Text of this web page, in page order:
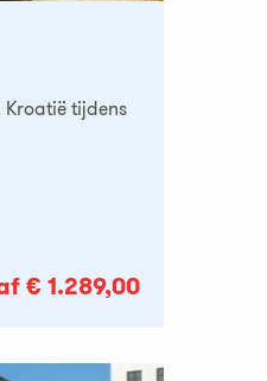
tijdens
€ 1.289,00